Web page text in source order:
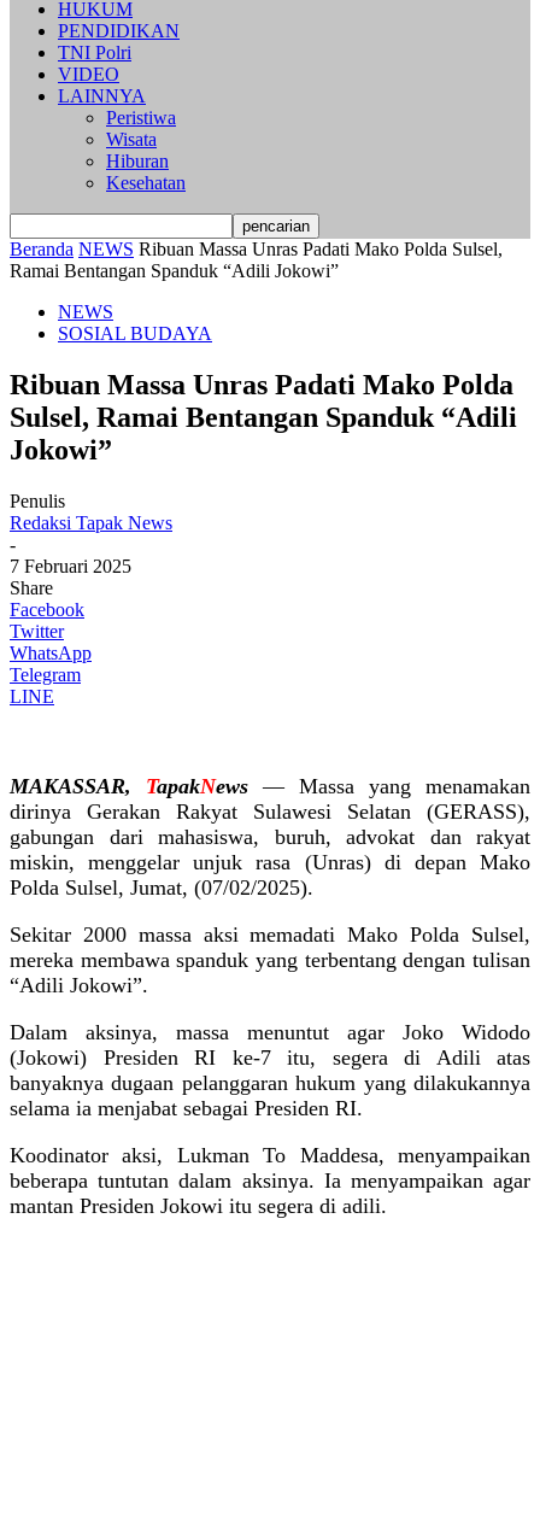
HUKUM
PENDIDIKAN
TNI Polri
VIDEO
LAINNYA
Peristiwa
Wisata
Hiburan
Kesehatan
Beranda NEWS Ribuan Massa Unras Padati Mako Polda Sulsel,
Ramai Bentangan Spanduk “Adili Jokowi”
NEWS
SOSIAL BUDAYA
Ribuan Massa Unras Padati Mako Polda
Sulsel, Ramai Bentangan Spanduk “Adili
Jokowi”
Penulis
Redaksi Tapak News
-
7 Februari 2025
Share
Facebook
Twitter
WhatsApp
Telegram
LINE
MAKASSAR, TapakNews — Massa yang menamakan
dirinya Gerakan Rakyat Sulawesi Selatan (GERASS),
gabungan dari mahasiswa, buruh, advokat dan rakyat
miskin, menggelar unjuk rasa (Unras) di depan Mako
Polda Sulsel, Jumat, (07/02/2025).
Sekitar 2000 massa aksi memadati Mako Polda Sulsel,
mereka membawa spanduk yang terbentang dengan tulisan
“Adili Jokowi”.
Dalam aksinya, massa menuntut agar Joko Widodo
(Jokowi) Presiden RI ke-7 itu, segera di Adili atas
banyaknya dugaan pelanggaran hukum yang dilakukannya
selama ia menjabat sebagai Presiden RI.
Koodinator aksi, Lukman To Maddesa, menyampaikan
beberapa tuntutan dalam aksinya. Ia menyampaikan agar
mantan Presiden Jokowi itu segera di adili.